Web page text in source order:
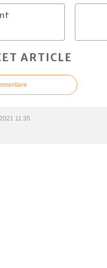
ARTICLE
11:35